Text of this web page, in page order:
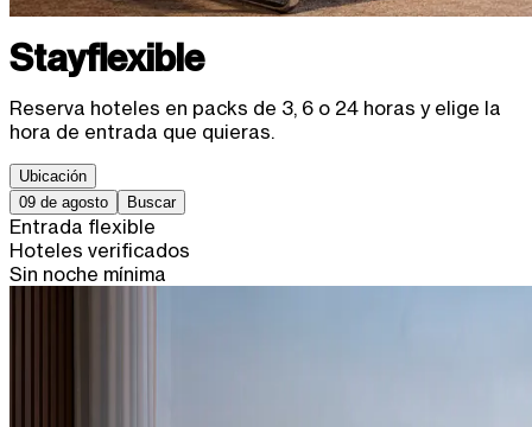
Stayflexible
Reserva hoteles en packs de 3, 6 o 24 horas y elige la
hora de entrada que quieras.
Ubicación
09 de agosto
Buscar
Entrada flexible
Hoteles verificados
Sin noche mínima